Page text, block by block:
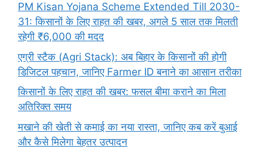
PM Kisan Yojana Scheme Extended Till 2030-
31: किसानों के लिए राहत की खबर, अगले 5 साल तक मिलती
रहेगी ₹6,000 की मदद
एग्री स्टैक (Agri Stack): अब बिहार के किसानों की होगी
डिजिटल पहचान, जानिए Farmer ID बनाने का आसान तरीका
किसानों के लिए राहत की खबर: फसल बीमा कराने का मिला
अतिरिक्त समय
मखाने की खेती से कमाई का नया रास्ता, जानिए कब करें बुआई
और कैसे मिलेगा बेहतर उत्पादन